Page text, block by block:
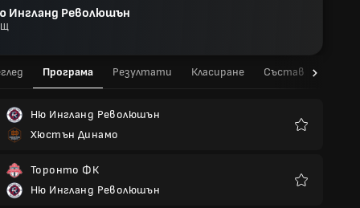
Ингланд Революшън
Програма Резултати Класиране Състав
Ню Ингланд Революшън
Хюстън Динамо
Торонто ФК
Ню Ингланд Революшън